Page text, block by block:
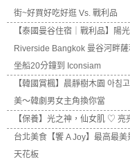
街~好買好吃好逛 Vs. 戰利品
【泰國曼谷住宿｜戰利品】陽
Riverside Bangkok 曼谷河畔
坐船20分鐘到 Iconsiam
【韓國賞楓】晨靜樹木園 아침
美～韓劇男女主角換你當
【保養】光之神，仙女肌 ♡
台北美食【饗 A Joy】最高最
天花板